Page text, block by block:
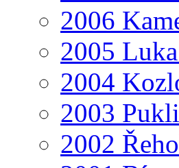
2006
2005
2004
2003
2002